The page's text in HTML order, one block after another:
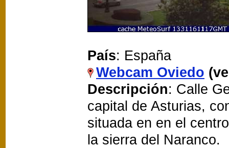
País: España
Webcam Oviedo
Descripción: Calle
capital de Asturias,
situada en en el
la sierra del Naranco.